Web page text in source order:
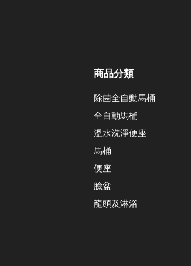
商品分類
除菌全自動馬桶
全自動馬桶
溫水洗淨便座
馬桶
便座
臉盆
龍頭及淋浴